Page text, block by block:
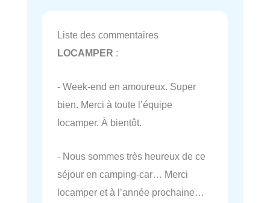
Liste des commentaires
LOCAMPER :
- Week-end en amoureux. Super
bien. Merci à toute l’équipe
locamper. À bientôt.
- Nous sommes très heureux de ce
séjour en camping-car… Merci
locamper et à l’année prochaine…